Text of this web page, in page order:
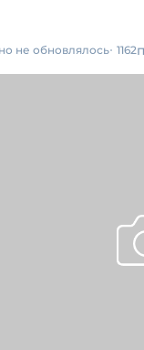
не обновлялось 1162